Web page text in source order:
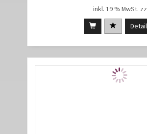
inkl. 19 % MwSt.